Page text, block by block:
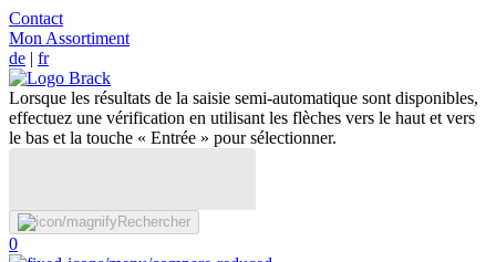
Contact
Mon Assortiment
de | fr
Lorsque les résultats de la saisie semi-automatique sont disponibles,
effectuez une vérification en utilisant les flèches vers le haut et vers
le bas et la touche « Entrée » pour sélectionner.
Rechercher
0